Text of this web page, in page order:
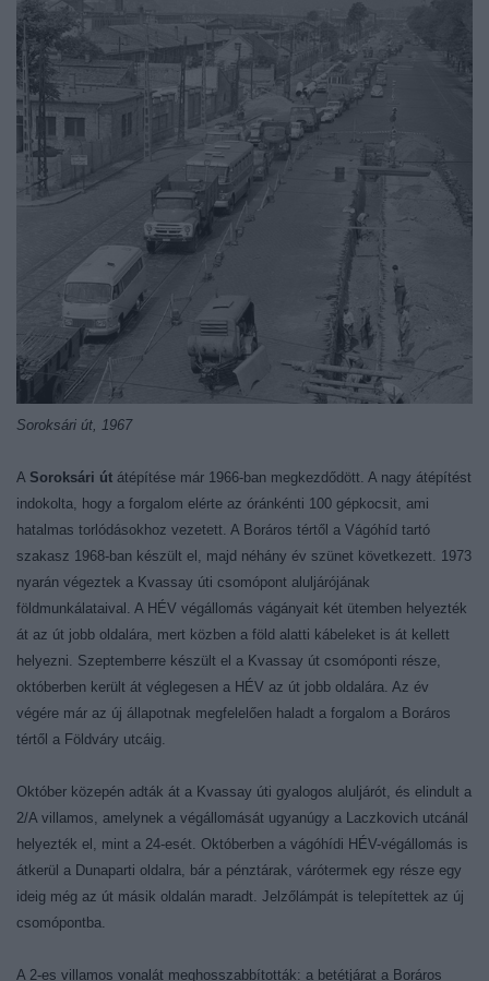
Soroksári út, 1967
A Soroksári út átépítése már 1966-ban megkezdődött. A nagy átépítést
indokolta, hogy a forgalom elérte az óránkénti 100 gépkocsit, ami
hatalmas torlódásokhoz vezetett. A Boráros tértől a Vágóhíd tartó
szakasz 1968-ban készült el, majd néhány év szünet következett. 1973
nyarán végeztek a Kvassay úti csomópont aluljárójának
földmunkálataival. A HÉV végállomás vágányait két ütemben helyezték
át az út jobb oldalára, mert közben a föld alatti kábeleket is át kellett
helyezni. Szeptemberre készült el a Kvassay út csomóponti része,
októberben került át véglegesen a HÉV az út jobb oldalára. Az év
végére már az új állapotnak megfelelően haladt a forgalom a Boráros
tértől a Földváry utcáig.
Október közepén adták át a Kvassay úti gyalogos aluljárót, és elindult a
2/A villamos, amelynek a végállomását ugyanúgy a Laczkovich utcánál
helyezték el, mint a 24-esét. Októberben a vágóhídi HÉV-végállomás is
átkerül a Dunaparti oldalra, bár a pénztárak, várótermek egy része egy
ideig még az út másik oldalán maradt. Jelzőlámpát is telepítettek az új
csomópontba.
A 2-es villamos vonalát meghosszabbították: a betétjárat a Boráros